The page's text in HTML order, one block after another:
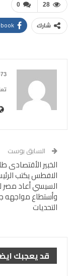
0 28
شارك
4073
السابق بوست
الخبير الأقتصادى
الافطس يكتب
السيسي أعاد مصر
وأستطاع مواجهه
التحديات
قد يعجبك